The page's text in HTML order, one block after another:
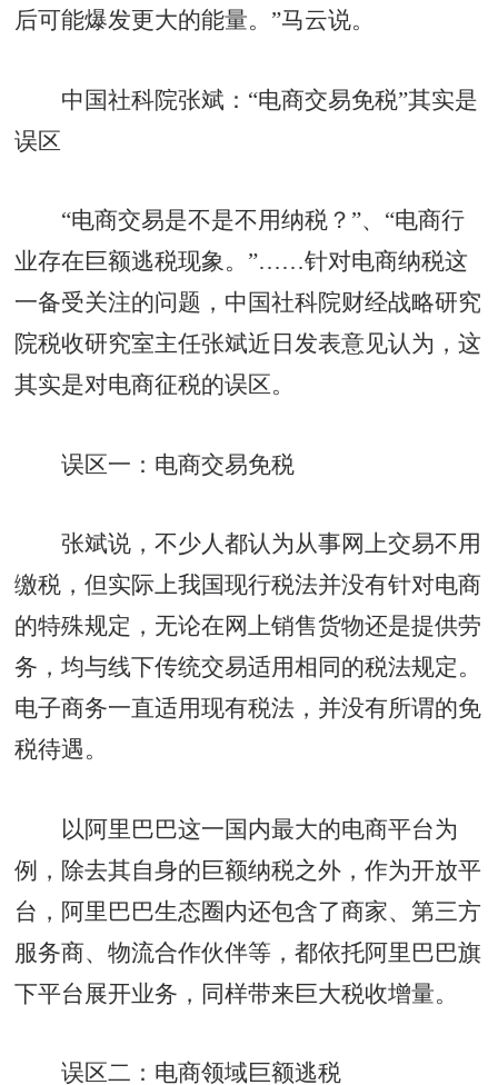
后可能爆发更大的能量。”马云说。
中国社科院张斌：“电商交易免税”其实是
误区
“电商交易是不是不用纳税？”、“电商行
业存在巨额逃税现象。”……针对电商纳税这
一备受关注的问题，中国社科院财经战略研究
院税收研究室主任张斌近日发表意见认为，这
其实是对电商征税的误区。
误区一：电商交易免税
张斌说，不少人都认为从事网上交易不用
缴税，但实际上我国现行税法并没有针对电商
的特殊规定，无论在网上销售货物还是提供劳
务，均与线下传统交易适用相同的税法规定。
电子商务一直适用现有税法，并没有所谓的免
税待遇。
以阿里巴巴这一国内最大的电商平台为
例，除去其自身的巨额纳税之外，作为开放平
台，阿里巴巴生态圈内还包含了商家、第三方
服务商、物流合作伙伴等，都依托阿里巴巴旗
下平台展开业务，同样带来巨大税收增量。
误区二：电商领域巨额逃税